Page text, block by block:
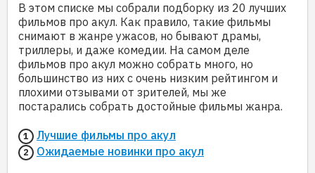
В этом списке мы собрали подборку из 20 лучших
фильмов про акул. Как правило, такие фильмы
снимают в жанре ужасов, но бывают драмы,
триллеры, и даже комедии. На самом деле
фильмов про акул можно собрать много, но
большинство из них с очень низким рейтингом и
плохими отзывами от зрителей, мы же
постарались собрать достойные фильмы жанра.
Лучшие фильмы про акул
Ожидаемые новинки про акул